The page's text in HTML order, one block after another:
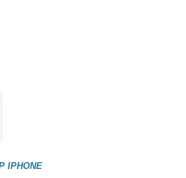
IPHONE